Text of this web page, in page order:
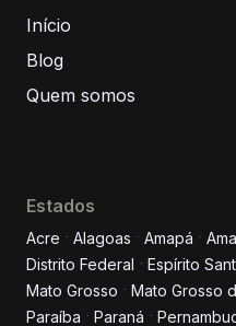
Informe seus
conversar
Início
Blog
Quem somos
Estados
Acre Alagoas Amapá
Distrito Federal
Espírito
Mato Grosso
Mato Grosso
Paraíba
Paraná